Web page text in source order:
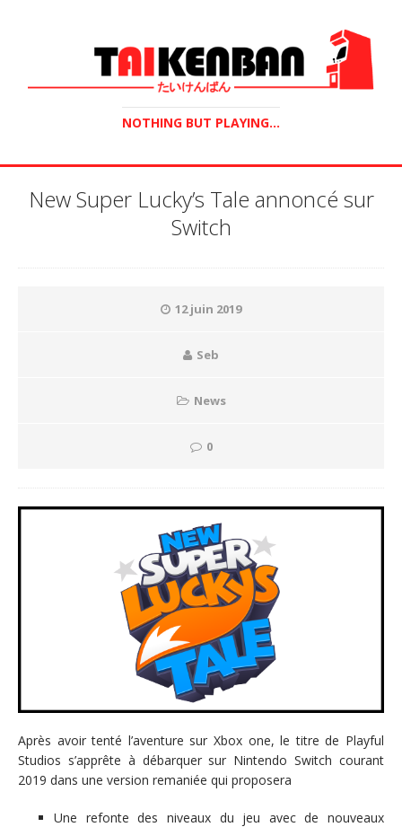
NOTHING BUT PLAYING...
New Super Lucky’s Tale annoncé sur
Switch
12 juin 2019
Seb
News
0
Après avoir tenté l’aventure sur Xbox one, le titre de Playful
Studios s’apprête à débarquer sur Nintendo Switch courant
2019 dans une version remaniée qui proposera
Une refonte des niveaux du jeu avec de nouveaux